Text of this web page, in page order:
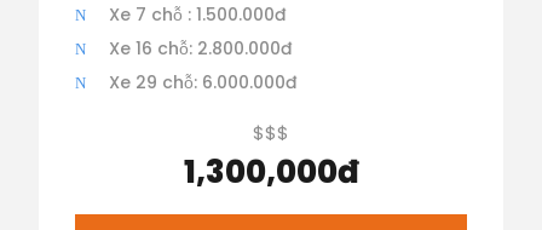
Xe 7 chỗ : 1.500.000đ
Xe 16 chỗ: 2.800.000đ
Xe 29 chỗ: 6.000.000đ
$$$
1,300,000đ